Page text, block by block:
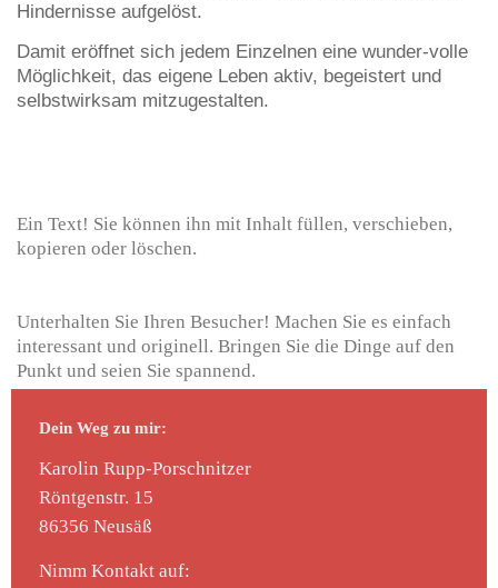
Hindernisse aufgelöst.
Damit eröffnet sich jedem Einzelnen eine wunder-volle
Möglichkeit, das eigene Leben aktiv, begeistert und
selbstwirksam mitzugestalten.
Ein Text! Sie können ihn mit Inhalt füllen, verschieben,
kopieren oder löschen.
Unterhalten Sie Ihren Besucher! Machen Sie es einfach
interessant und originell. Bringen Sie die Dinge auf den
Punkt und seien Sie spannend.
Dein Weg zu mir:
Karolin Rupp-Porschnitzer
Röntgenstr. 15
86356 Neusäß
Nimm Kontakt auf: